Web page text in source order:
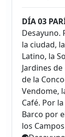
DÍA 03
Desayuno.
la ciudad,
Latino, la
Jardines
de la
Vendome,
Café. Por
Barco por
los